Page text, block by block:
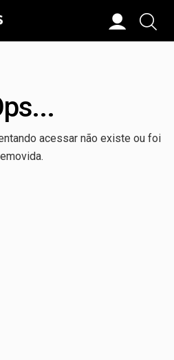
acessar não existe ou foi